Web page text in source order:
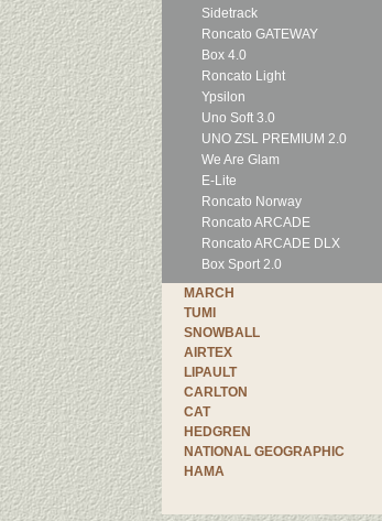
Sidetrack
Roncato GATEWAY
Box 4.0
Roncato Light
Ypsilon
Uno Soft 3.0
UNO ZSL PREMIUM 2.0
We Are Glam
E-Lite
Roncato Norway
Roncato ARCADE
Roncato ARCADE DLX
Box Sport 2.0
MARCH
TUMI
SNOWBALL
AIRTEX
LIPAULT
CARLTON
CAT
HEDGREN
NATIONAL GEOGRAPHIC
HAMA